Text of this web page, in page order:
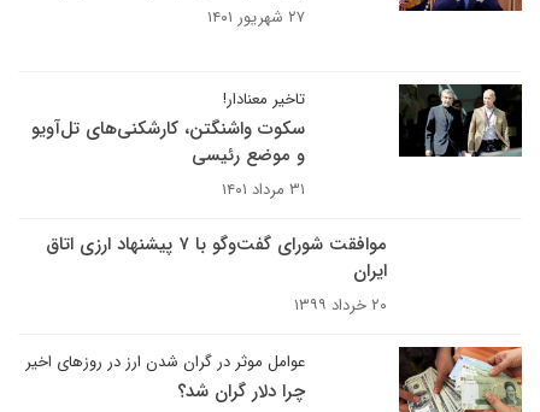
۲۷ شهریور ۱۴۰۱
تاخیر معنادار!
سکوت واشنگتن، کارشکنی‌های تل‌آویو
و موضع رئیسی
۳۱ مرداد ۱۴۰۱
موافقت شورای گفت‌وگو با ۷ پیشنهاد ارزی اتاق
ایران
۲۰ خرداد ۱۳۹۹
عوامل موثر در گران شدن ارز در روزهای اخیر
چرا دلار گران شد؟